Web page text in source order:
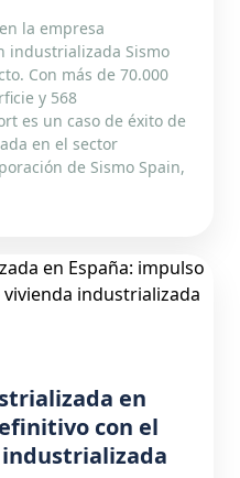
la empresa
industrializada Sismo
Con más de 70.000
y 568
es un caso de éxito de
en el sector
de Sismo Spain,
en
con el
industrializada